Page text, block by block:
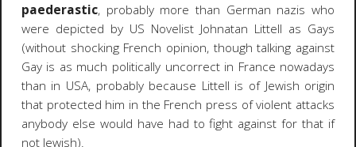
paederastic, probably more than German nazis who
were depicted by US Novelist Johnatan Littell as Gays
(without shocking French opinion, though talking against
Gay is as much politically uncorrect in France nowadays
than in USA, probably because Littell is of Jewish origin
that protected him in the French press of violent attacks
anybody else would have had to fight against for that if
not Jewish).